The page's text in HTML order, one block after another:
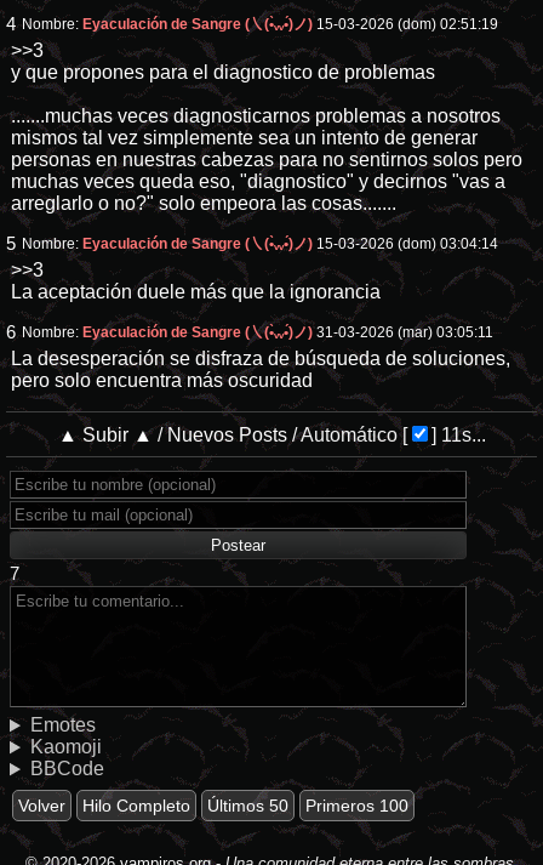
4 Nombre: Eyaculación de Sangre (㇏(•̀ᵥᵥ•́)ノ) 15-03-2026 (dom) 02:51:19
>>3
y que propones para el diagnostico de problemas
.......muchas veces diagnosticarnos problemas a nosotros
mismos tal vez simplemente sea un intento de generar
personas en nuestras cabezas para no sentirnos solos pero
muchas veces queda eso, "diagnostico" y decirnos "vas a
arreglarlo o no?" solo empeora las cosas.......
5 Nombre: Eyaculación de Sangre (㇏(•̀ᵥᵥ•́)ノ) 15-03-2026 (dom) 03:04:14
>>3
La aceptación duele más que la ignorancia
6 Nombre: Eyaculación de Sangre (㇏(•̀ᵥᵥ•́)ノ) 31-03-2026 (mar) 03:05:11
La desesperación se disfraza de búsqueda de soluciones,
pero solo encuentra más oscuridad
▲ Subir ▲/Nuevos Posts/Automático[ ] 11s...
7
Emotes
Kaomoji
BBCode
Volver Hilo Completo Últimos 50 Primeros 100